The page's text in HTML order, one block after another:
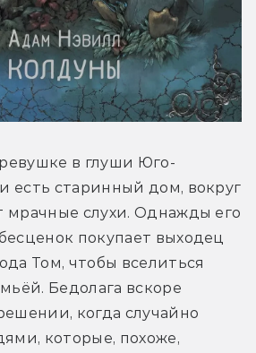
в глуши Юго-
есть старинный дом, вокруг
мрачные слухи. Однажды его
покупает выходец
Том, чтобы вселиться
Бедолага вскоре
когда случайно
которые, похоже,